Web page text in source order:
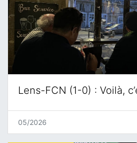
Lens-FCN (1-0) : Voilà,
05/2026